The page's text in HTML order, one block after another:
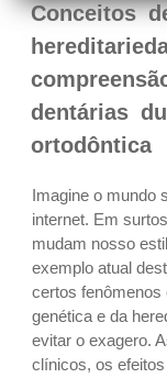
Conceitos
dentárias
ortodôntica
Imagine o mundo
internet. Em
mudam nosso
exemplo atual
certos fenômenos
genética e da
evitar o exagero.
clínicos, os